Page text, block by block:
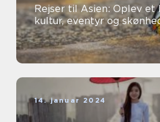
Rejser til Asien: Oplev et
kultur, eventyr og
14. januar 2024